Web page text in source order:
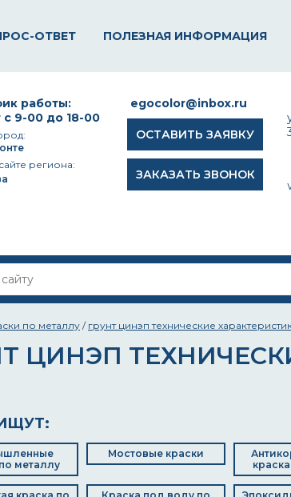
ОТВЕТ ПОЛЕЗНАЯ ИНФОРМАЦИЯ
egocolor@inbox.ru
ОСТАВИТЬ ЗАЯВКУ
ЗАКАЗАТЬ ЗВОНОК
работы:
с 9-00 до 18-00
региона:
по металлу / грунт цинэп технические
ЦИНЭП
металлу
Мостовые краски